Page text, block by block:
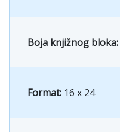
Boja knjižnog bloka:
Format: 16 x 24